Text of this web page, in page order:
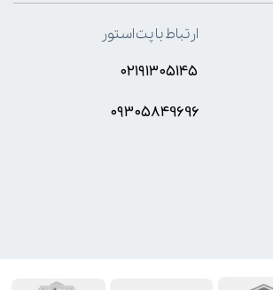
ارتباط با پت استور
۰۲۱۹۱۳۰۵۱۴۵
۰۹۳۰۵8۴9696